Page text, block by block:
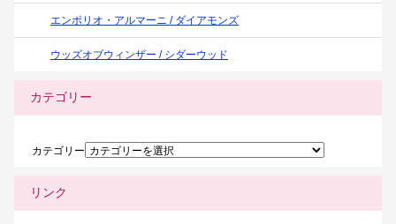
エンポリオ・アルマーニ / ダイアモンズ
ウッズオブウィンザー / シダーウッド
カテゴリー
カテゴリー
リンク